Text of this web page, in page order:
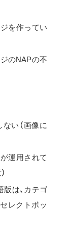
を作ってい
のNAPの不
い（画像に
運用されて
版は、カテゴ
レクトボッ